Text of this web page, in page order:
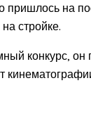
пришлось на
стройке.
конкурс, он